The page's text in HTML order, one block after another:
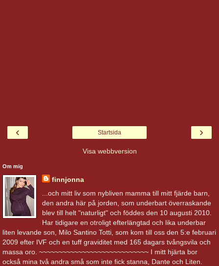
‹ ›
Startsida
Visa webbversion
Om mig
finnjonna
...och mitt liv som nybliven mamma till mitt fjärde barn,
den andra här på jorden, som underbart överraskande
blev till helt "naturligt" och föddes den 10 augusti 2010.
Har tidigare en otroligt efterlängtad och lika underbar
liten levande son, Milo Santino Totti, som kom till oss den 5:e februari
2009 efter IVF och en tuff graviditet med 165 dagars tvångsvila och
massa oro. ~~~~~~~~~~~~~~~~~~~~~~~~~~~~ I mitt hjärta bor
också mina två andra små som inte fick stanna, Dante och Liten.